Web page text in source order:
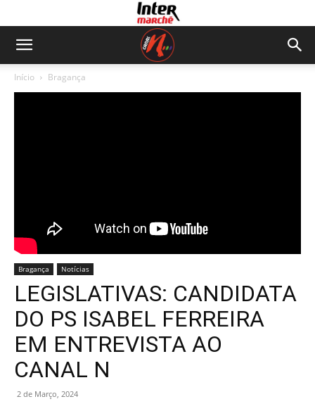
Início Bragança
Bragança Notícias
LEGISLATIVAS: CANDIDATA
DO PS ISABEL FERREIRA
EM ENTREVISTA AO
CANAL N
2 de Março, 2024